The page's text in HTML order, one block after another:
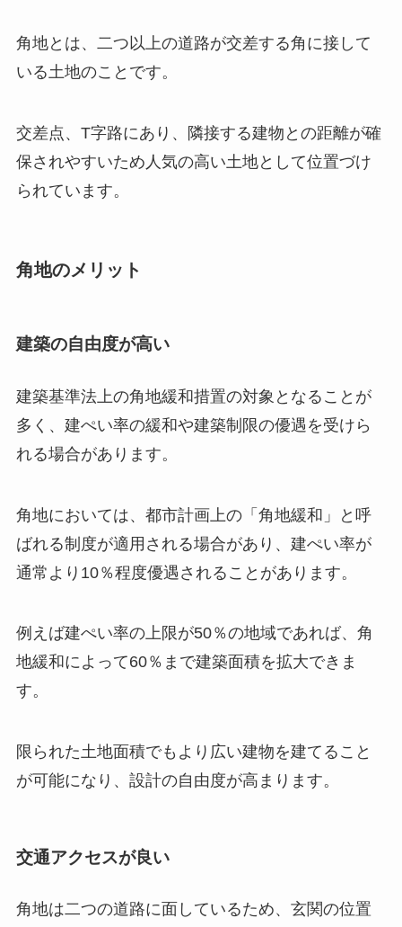
角地とは、二つ以上の道路が交差する角に接して
いる土地のことです。
交差点、T字路にあり、隣接する建物との距離が確
保されやすいため人気の高い土地として位置づけ
られています。
角地のメリット
建築の自由度が高い
建築基準法上の角地緩和措置の対象となることが
多く、建ぺい率の緩和や建築制限の優遇を受けら
れる場合があります。
角地においては、都市計画上の「角地緩和」と呼
ばれる制度が適用される場合があり、建ぺい率が
通常より10％程度優遇されることがあります。
例えば建ぺい率の上限が50％の地域であれば、角
地緩和によって60％まで建築面積を拡大できま
す。
限られた土地面積でもより広い建物を建てること
が可能になり、設計の自由度が高まります。
交通アクセスが良い
角地は二つの道路に面しているため、玄関の位置